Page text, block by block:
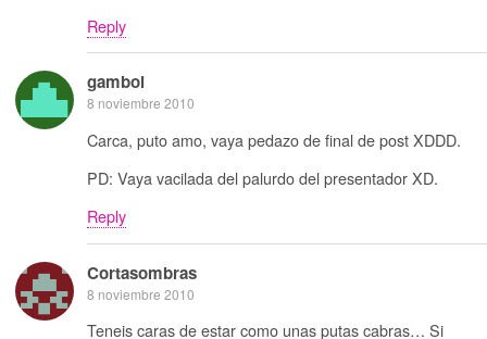
Reply
gamboi
8 noviembre 2010
Carca, puto amo, vaya pedazo de final de post XDDD.
PD: Vaya vacilada del palurdo del presentador XD.
Reply
Cortasombras
8 noviembre 2010
Teneis caras de estar como unas putas cabras… Si